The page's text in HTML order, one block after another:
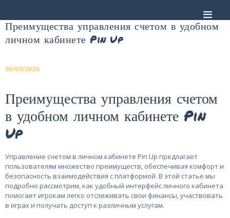
FOTOĞRAF
ALBÜMLERI
ÜCRETLERIMIZ
HAKKIMIZDA
İLETIŞIM
Преимущества управления счетом в удобном
личном кабинете Pin Up
05/03/2026
Преимущества управления счетом
в удобном личном кабинете Pin
Up
Управление счетом в личном кабинете Pin Up предлагает
пользователям множество преимуществ, обеспечивая комфорт и
безопасность взаимодействия с платформой. В этой статье мы
подробно рассмотрим, как удобный интерфейс личного кабинета
помогает игрокам легко отслеживать свои финансы, участвовать
в играх и получать доступ к различным услугам.